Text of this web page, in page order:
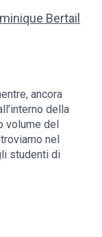
Bertail
ancora
della
volume del
nel
studenti di
di
poeta
lì con lei,